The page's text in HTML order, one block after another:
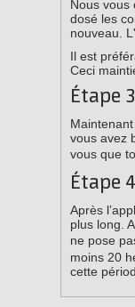
Nous vous
dosé les
nouveau.
Il est
Ceci
Étape
vous avez
vous que
Étape
Après
plus long.
ne pose
moins 20
cette